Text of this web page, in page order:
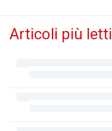
Articoli più letti